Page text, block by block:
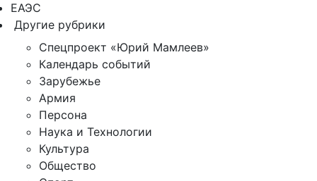
ЕАЭС
Другие рубрики
Спецпроект «Юрий Мамлеев»
Календарь событий
Зарубежье
Армия
Персона
Наука и Технологии
Культура
Общество